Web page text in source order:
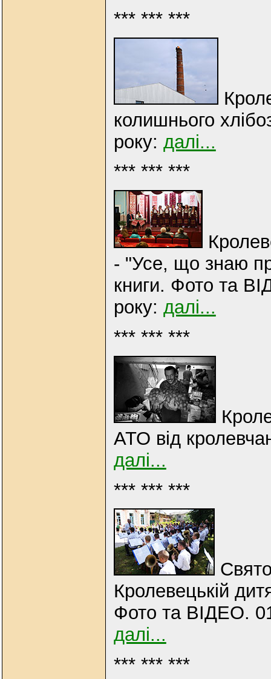
*** *** ***
колишнього
року: далі...
*** *** ***
- "Усе, що знаю
книги. Фото та
року: далі...
*** *** ***
АТО від
далі...
*** *** ***
Кролевецькій
Фото та ВІДЕО.
далі...
*** *** ***